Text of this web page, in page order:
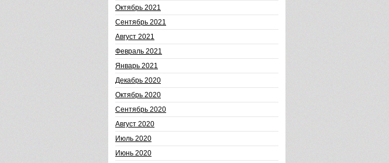
Октябрь 2021
Сентябрь 2021
Август 2021
Февраль 2021
Январь 2021
Декабрь 2020
Октябрь 2020
Сентябрь 2020
Август 2020
Июль 2020
Июнь 2020